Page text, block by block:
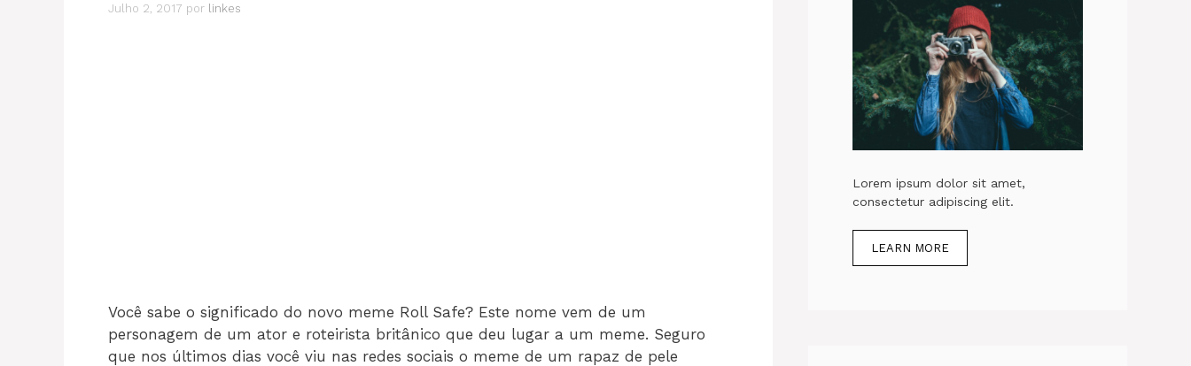
Julho 2, 2017 por linkes
Você sabe o significado do novo meme Roll Safe? Este nome vem de um
personagem de um ator e roteirista britânico que deu lugar a um meme. Seguro
que nos últimos dias você viu nas redes sociais o meme de um rapaz de pele
Lorem ipsum dolor sit amet,
consectetur adipiscing elit.
LEARN MORE